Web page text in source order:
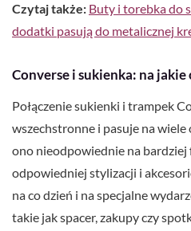
Czytaj także: Buty i torebka do
dodatki pasują do metalicznej
Converse i sukienka: na jakie
Połączenie sukienki i trampek
wszechstronne i pasuje na
ono nieodpowiednie na bardziej
odpowiedniej stylizacji i
na co dzień i na specjalne
takie jak spacer, zakupy czy